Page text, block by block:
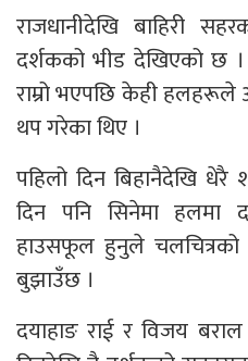
राजधानीदेखि बाहिरी
दर्शकको भीड देखिएको छ ।
राम्रो भएपछि केही
थप गरेका थिए ।
पहिलो दिन बिहानैदेखि
दिन पनि सिनेमा हलमा
हाउसफूल हुनुले चलचित्रको
बुझाउँछ ।
दयाहाङ राई र विजय